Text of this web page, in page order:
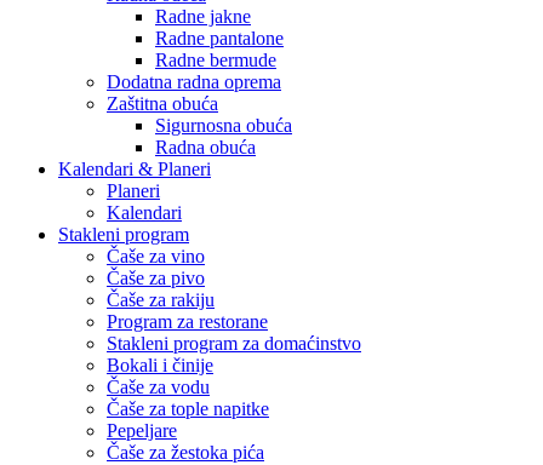
Radne jakne
Radne pantalone
Radne bermude
Dodatna radna oprema
Zaštitna obuća
Sigurnosna obuća
Radna obuća
Kalendari & Planeri
Planeri
Kalendari
Stakleni program
Čaše za vino
Čaše za pivo
Čaše za rakiju
Program za restorane
Stakleni program za domaćinstvo
Bokali i činije
Čaše za vodu
Čaše za tople napitke
Pepeljare
Čaše za žestoka pića